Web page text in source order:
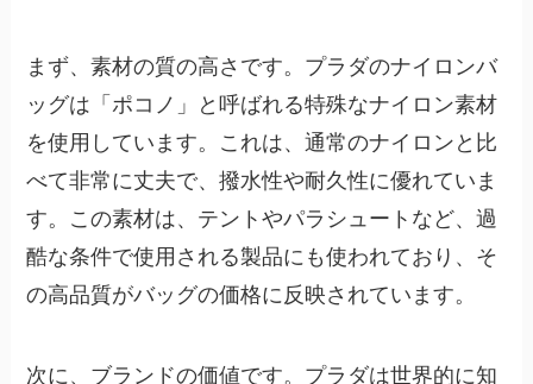
まず、素材の質の高さです。プラダのナイロンバ
ッグは「ポコノ」と呼ばれる特殊なナイロン素材
を使用しています。これは、通常のナイロンと比
べて非常に丈夫で、撥水性や耐久性に優れていま
す。この素材は、テントやパラシュートなど、過
酷な条件で使用される製品にも使われており、そ
の高品質がバッグの価格に反映されています。
次に、ブランドの価値です。プラダは世界的に知